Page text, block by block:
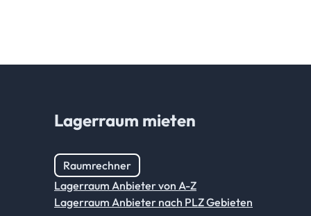
Lagerraum mieten
Raumrechner
Lagerraum Anbieter von A-Z
Lagerraum Anbieter nach PLZ Gebieten